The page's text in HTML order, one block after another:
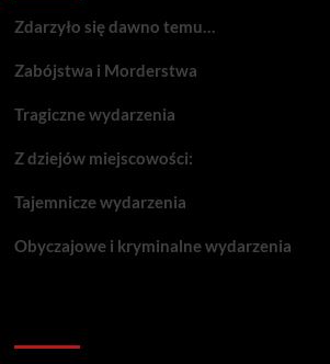
Zdarzyło się dawno temu…
Zabójstwa i Morderstwa
Tragiczne wydarzenia
Z dziejów miejscowości:
Tajemnicze wydarzenia
Obyczajowe i kryminalne wydarzenia